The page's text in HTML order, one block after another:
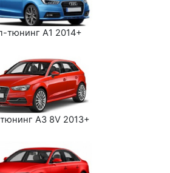
тюнинг A1 2014+
A3 8V 2013+